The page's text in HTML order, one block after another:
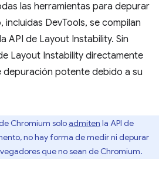
las herramientas para depurar
incluidas DevTools, se compilan
API de Layout Instability. Sin
Layout Instability directamente
depuración potente debido a su
Chromium soloadmiten la API de
no hay forma de medir ni depurar
que no sean de Chromium.